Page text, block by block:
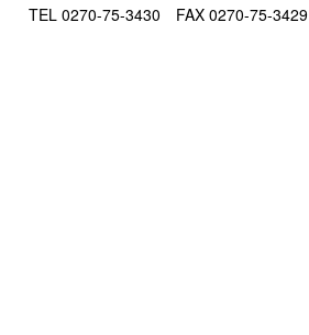
TEL 0270-75-3430 FAX 0270-75-3429